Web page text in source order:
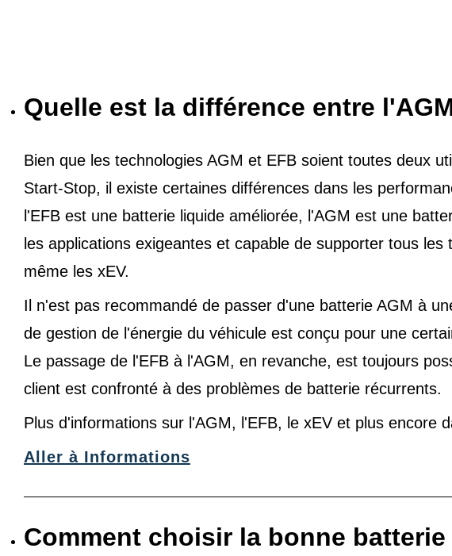
Quelle est la différence entre
Bien que les technologies AGM et EFB soient toutes deux
Start-Stop, il existe certaines différences dans les
l'EFB est une batterie liquide améliorée, l'AGM est une
les applications exigeantes et capable de supporter tous les
même les xEV.
Il n'est pas recommandé de passer d'une batterie AGM à
de gestion de l'énergie du véhicule est conçu pour une
Le passage de l'EFB à l'AGM, en revanche, est toujours
client est confronté à des problèmes de batterie récurrents.
Plus d'informations sur l'AGM, l'EFB, le xEV et plus encore
Aller à Informations
Comment choisir la bonne batterie